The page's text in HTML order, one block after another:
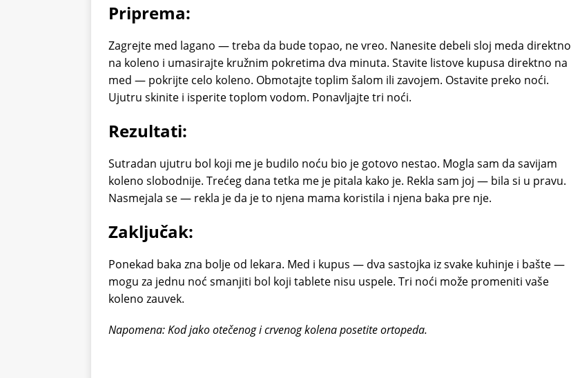
Priprema:
Zagrejte med lagano — treba da bude topao, ne vreo. Nanesite debeli sloj meda direktno
na koleno i umasirajte kružnim pokretima dva minuta. Stavite listove kupusa direktno na
med — pokrijte celo koleno. Obmotajte toplim šalom ili zavojem. Ostavite preko noći.
Ujutru skinite i isperite toplom vodom. Ponavljajte tri noći.
Rezultati:
Sutradan ujutru bol koji me je budilo noću bio je gotovo nestao. Mogla sam da savijam
koleno slobodnije. Trećeg dana tetka me je pitala kako je. Rekla sam joj — bila si u pravu.
Nasmejala se — rekla je da je to njena mama koristila i njena baka pre nje.
Zaključak:
Ponekad baka zna bolje od lekara. Med i kupus — dva sastojka iz svake kuhinje i bašte —
mogu za jednu noć smanjiti bol koji tablete nisu uspele. Tri noći može promeniti vaše
koleno zauvek.
Napomena: Kod jako otečenog i crvenog kolena posetite ortopeda.